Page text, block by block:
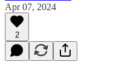
Apr 07, 2024
2